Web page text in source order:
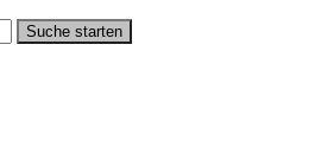
Suche starten